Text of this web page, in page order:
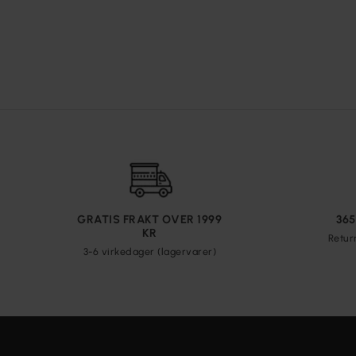
GRATIS FRAKT OVER 1999
KR
3-6 virkedager (lagervarer)